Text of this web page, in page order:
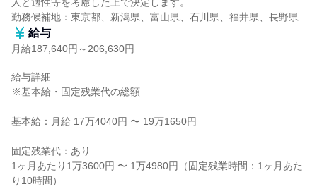
勤務候補地：東京都、新潟県、富山県、石川県、福井県、長野県
給与
月給187,640円～206,630円
給与詳細
※基本給・固定残業代の総額
基本給：月給 17万4040円 〜 19万1650円
固定残業代：あり
1ヶ月あたり1万3600円 〜 1万4980円（固定残業時間：1ヶ月あた
り10時間）